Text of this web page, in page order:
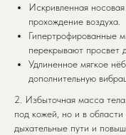
Искривленная
прохождение воздуха.
Гипертрофированные
перекрывают просвет
Удлиненное мягкое
дополнительную
2. Избыточная масса
под кожей, но и в
дыхательные пути и